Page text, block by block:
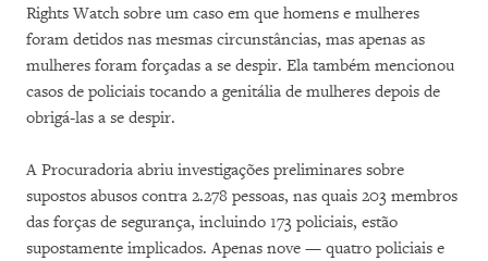
Rights Watch sobre um caso em que homens e mulheres
foram detidos nas mesmas circunstâncias, mas apenas as
mulheres foram forçadas a se despir. Ela também mencionou
casos de policiais tocando a genitália de mulheres depois de
obrigá-las a se despir.
A Procuradoria abriu investigações preliminares sobre
supostos abusos contra 2.278 pessoas, nas quais 203 membros
das forças de segurança, incluindo 173 policiais, estão
supostamente implicados. Apenas nove — quatro policiais e